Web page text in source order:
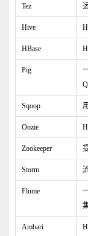
Tez
Hive
HBase
Pig
Sqoop
Oozie
Zookeeper
Storm
Flume
Ambari